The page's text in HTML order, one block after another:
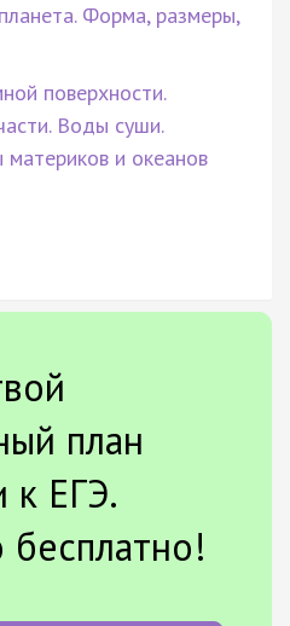
Форма, размеры,
поверхности.
Воды суши.
и океанов
план
к ЕГЭ.